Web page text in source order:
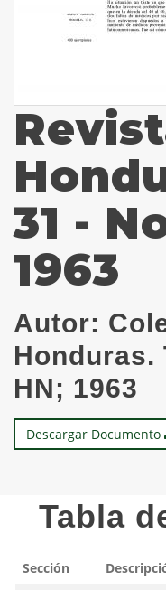
31 -
1963
Autor:
Honduras.
HN; 1963
Descargar Documento
Tabla
Sección